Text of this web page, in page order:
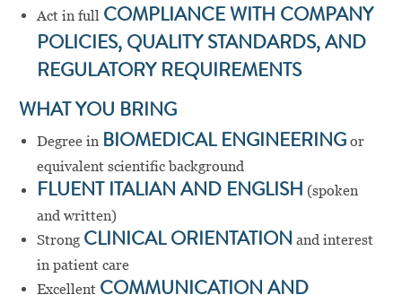
Act in full COMPLIANCE WITH COMPANY
POLICIES, QUALITY STANDARDS, AND
REGULATORY REQUIREMENTS
WHAT YOU BRING
Degree in BIOMEDICAL ENGINEERINGor
equivalent scientific background
FLUENT ITALIAN AND ENGLISH (spoken
and written)
Strong CLINICAL ORIENTATION and interest
in patient care
Excellent COMMUNICATION AND